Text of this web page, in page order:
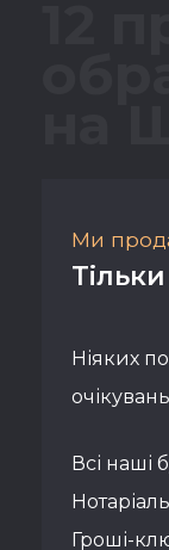
Ми
Ніяких
Всі наші
Гроші-